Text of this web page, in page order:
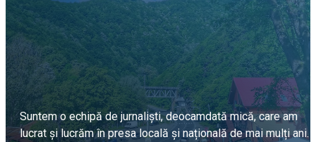
Suntem o echipă de jurnaliști, deocamdată mică, care am
lucrat și lucrăm în presa locală și națională de mai mulți ani.